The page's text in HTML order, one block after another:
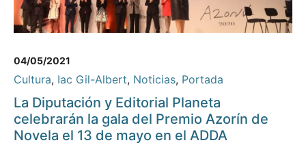
04/05/2021
Cultura, Iac Gil-Albert, Noticias, Portada
La Diputación y Editorial Planeta
celebrarán la gala del Premio Azorín de
Novela el 13 de mayo en el ADDA